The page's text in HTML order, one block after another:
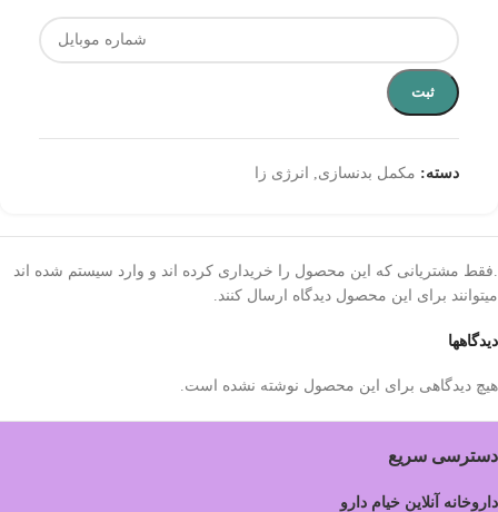
ثبت
دسته: مکمل بدنسازی انرژی زا
دیدگاهها
هیچ دیدگاهی برای این محصول نوشته نشده است.
.فقط مشتریانی که این محصول را خریداری کرده اند و وارد سیستم شده اند
میتوانند برای این محصول دیدگاه ارسال کنند.
دسترسی سریع
داروخانه آنلاین خیام دارو